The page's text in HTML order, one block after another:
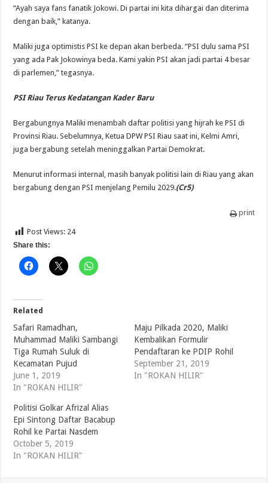
“Ayah saya fans fanatik Jokowi. Di partai ini kita dihargai dan diterima
dengan baik,” katanya.
Maliki juga optimistis PSI ke depan akan berbeda. “PSI dulu sama PSI
yang ada Pak Jokowinya beda. Kami yakin PSI akan jadi partai 4 besar
di parlemen,” tegasnya.
PSI Riau Terus Kedatangan Kader Baru
Bergabungnya Maliki menambah daftar politisi yang hijrah ke PSI di
Provinsi Riau. Sebelumnya, Ketua DPW PSI Riau saat ini, Kelmi Amri,
juga bergabung setelah meninggalkan Partai Demokrat.
Menurut informasi internal, masih banyak politisi lain di Riau yang akan
bergabung dengan PSI menjelang Pemilu 2029.(Cr5)
print
Post Views: 24
Share this:
Related
Safari Ramadhan,
Muhammad Maliki Sambangi
Tiga Rumah Suluk di
Kecamatan Pujud
June 1, 2019
In "ROKAN HILIR"
Maju Pilkada 2020, Maliki
Kembalikan Formulir
Pendaftaran ke PDIP Rohil
September 21, 2019
In "ROKAN HILIR"
Politisi Golkar Afrizal Alias
Epi Sintong Daftar Bacabup
Rohil ke Partai Nasdem
October 5, 2019
In "ROKAN HILIR"